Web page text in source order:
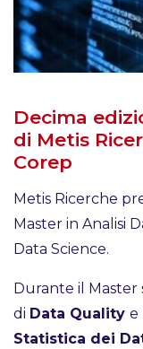
Decima
di Metis
Corep
Metis Ricerche
Master in Analisi
Data Science.
Durante il Master
di Data Quality e
Statistica dei